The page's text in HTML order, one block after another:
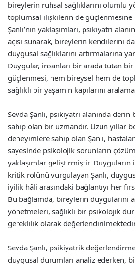
bireylerin ruhsal sağlıklarını olumlu
toplumsal ilişkilerin de güçlenmesine
Şanlı’nın yaklaşımları, psikiyatri
açısı sunarak, bireylerin kendilerini
duygusal sağlıklarını artırmalarına
Duygular, insanları bir arada tutan bir
güçlenmesi, hem bireysel hem de
sağlıklı bir yaşamın kapılarını
Sevda Şanlı, psikiyatri alanında
sahip olan bir uzmandır. Uzun yıllar
deneyimlere sahip olan Şanlı,
sayesinde psikolojik sorunların
yaklaşımlar geliştirmiştir. Duyguların
kritik rolünü vurgulayan Şanlı,
iyilik hâli arasındaki bağlantıyı her
Bu bağlamda, bireylerin duygularını
yönetmeleri, sağlıklı bir psikolojik
gereklilik olarak
Sevda Şanlı, psikiyatrik
duygusal durumları analiz ederken,